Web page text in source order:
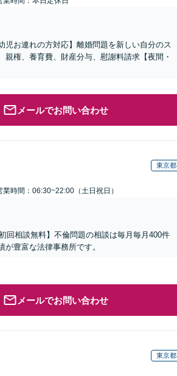
児お連れの方対応】離婚問題を新しい自分のス
権、養育費、財産分与、慰謝料請求【夜間・
メールでお問い合わせ
東京都
業時間：06:30~22:00（土日祝日）
回相談無料】不倫問題の相談は毎月毎月400件
豊富な法律事務所です。
メールでお問い合わせ
東京都